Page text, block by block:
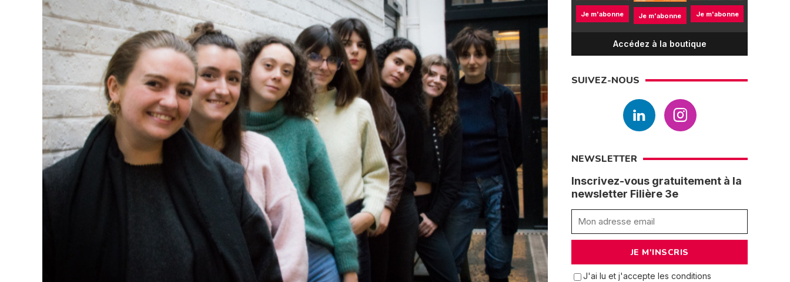
Je m'abonne Je m'abonne Je m'abonne
Accédez à la boutique
SUIVEZ-NOUS
NEWSLETTER
Inscrivez-vous gratuitement à la
newsletter Filière 3e
J'ai lu et j'accepte les conditions